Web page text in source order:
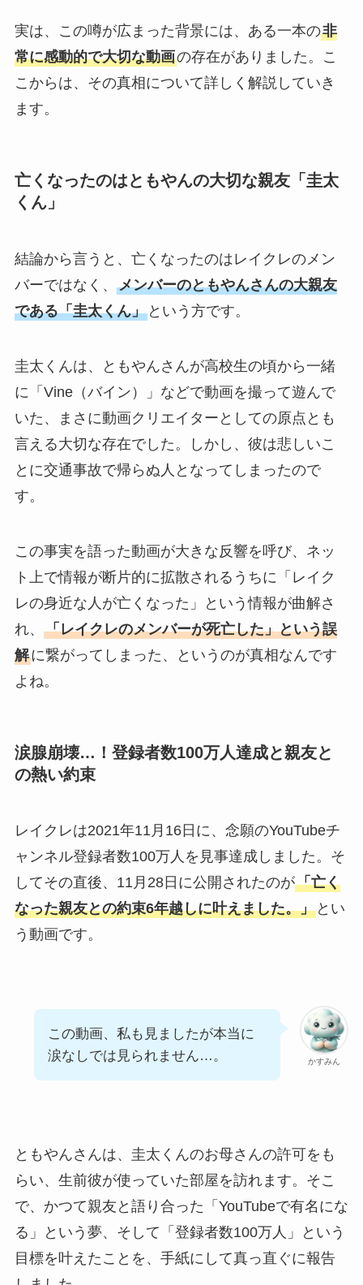
実は、この噂が広まった背景には、ある一本の非
常に感動的で大切な動画の存在がありました。こ
こからは、その真相について詳しく解説していき
ます。
亡くなったのはともやんの大切な親友「圭太
くん」
結論から言うと、亡くなったのはレイクレのメン
バーではなく、 メンバーのともやんさんの大親友
である「圭太くん」という方です。
圭太くんは、ともやんさんが高校生の頃から一緒
に「Vine（バイン）」などで動画を撮って遊んで
いた、まさに動画クリエイターとしての原点とも
言える大切な存在でした。しかし、彼は悲しいこ
とに交通事故で帰らぬ人となってしまったので
す。
この事実を語った動画が大きな反響を呼び、ネッ
ト上で情報が断片的に拡散されるうちに「レイク
レの身近な人が亡くなった」という情報が曲解さ
れ、 「レイクレのメンバーが死亡した」という誤
解に繋がってしまった、というのが真相なんです
よね。
涙腺崩壊…！登録者数100万人達成と親友と
の熱い約束
レイクレは2021年11月16日に、念願のYouTubeチ
ャンネル登録者数100万人を見事達成しました。そ
してその直後、11月28日に公開されたのが「亡く
なった親友との約束6年越しに叶えました。」とい
う動画です。
かすみん
この動画、私も見ましたが本当に
涙なしでは見られません…。
ともやんさんは、圭太くんのお母さんの許可をも
らい、生前彼が使っていた部屋を訪れます。そこ
で、かつて親友と語り合った「YouTubeで有名にな
る」という夢、そして「登録者数100万人」という
目標を叶えたことを、手紙にして真っ直ぐに報告